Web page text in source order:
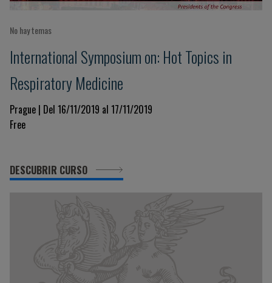
No hay temas
International Symposium on: Hot Topics in
Respiratory Medicine
Prague | Del 16/11/2019 al 17/11/2019
Free
DESCUBRIR CURSO